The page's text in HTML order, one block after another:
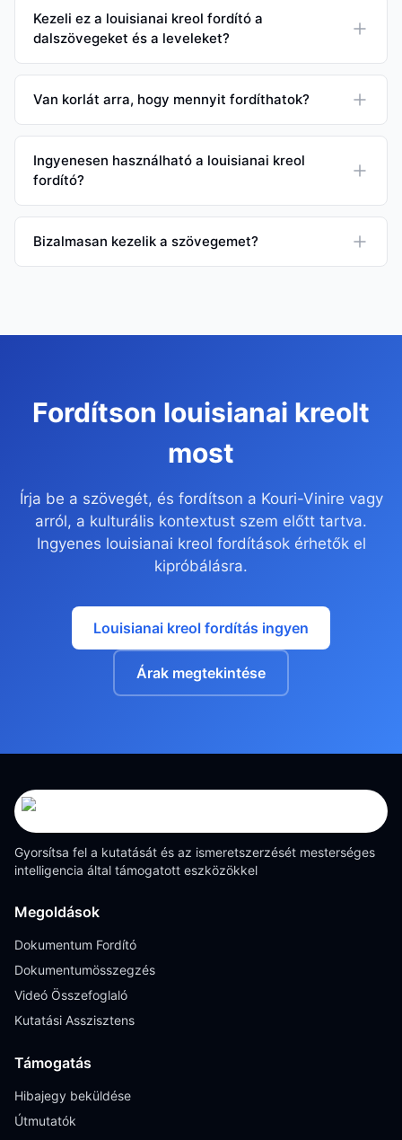
Kezeli ez a louisianai kreol fordító a
dalszövegeket és a leveleket?
Van korlát arra, hogy mennyit fordíthatok?
Ingyenesen használható a louisianai kreol
fordító?
Bizalmasan kezelik a szövegemet?
Fordítson louisianai kreolt
most
Írja be a szövegét, és fordítson a Kouri-Vinire vagy
arról, a kulturális kontextust szem előtt tartva.
Ingyenes louisianai kreol fordítások érhetők el
kipróbálásra.
Louisianai kreol fordítás ingyen
Árak megtekintése
Gyorsítsa fel a kutatását és az ismeretszerzését mesterséges
intelligencia által támogatott eszközökkel
Megoldások
Dokumentum Fordító
Dokumentumösszegzés
Videó Összefoglaló
Kutatási Asszisztens
Támogatás
Hibajegy beküldése
Útmutatók